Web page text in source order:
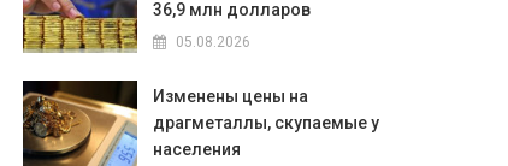
36,9 млн долларов
05.08.2026
Изменены цены на
драгметаллы, скупаемые у
населения